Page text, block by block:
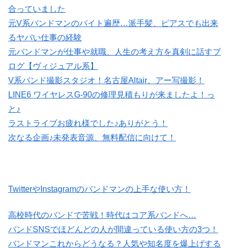
合っていました
元V系バンドマンのバイト遍歴…派手髪、ピアスでも出来
るヤバい仕事の経験
元バンドマンが仕事や就職、人生の考え方を真剣に話すブ
ログ【ヴィジュアル系】
V系バンド撮影スタジオ！名古屋Altair、アー写撮影！
LINE6 ワイヤレスG-90の修理見積もりが来ましたよ！っ
と♪
ラストライブお疲れ様でした♪ありがとう！
次なる企画♪未発表音源、無料配信に向けて！
TwitterやInstagramのバンドマンの上手な使い方！
高校時代のバンドで苦戦！時代はコア系バンドへ…
バンドSNSでほどんどの人が間違っている使い方の3つ！
バンドマンこれからどうなる？人気や知名度を爆上げする